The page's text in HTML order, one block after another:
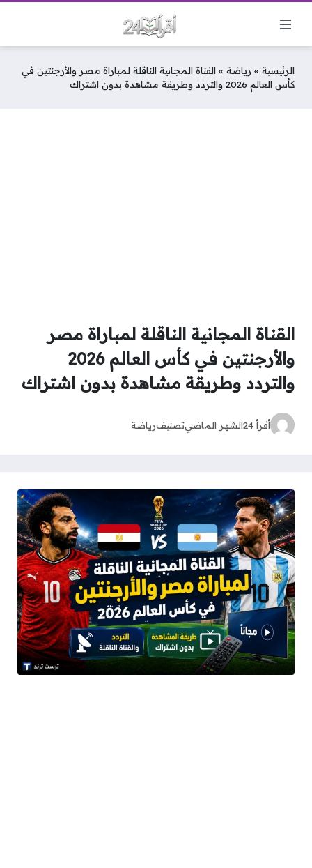
الرئيسية » رياضة » القناة المجانية الناقلة لمباراة مصر والأرجنتين في
كأس العالم 2026 والتردد وطريقة مشاهدة بدون اشتراك
القناة المجانية الناقلة لمباراة مصر
والأرجنتين في كأس العالم 2026
والتردد وطريقة مشاهدة بدون اشتراك
أقرأ 24 الشهر الماضيتصنيفرياضة